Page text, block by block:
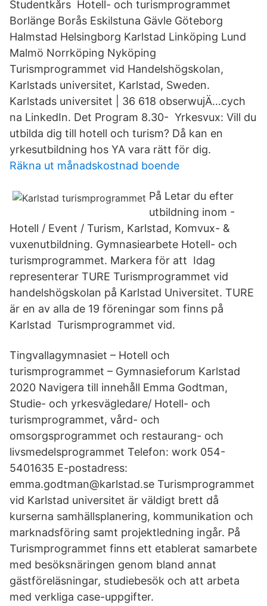
Studentkårs Hotell- och turismprogrammet
Borlänge Borås Eskilstuna Gävle Göteborg
Halmstad Helsingborg Karlstad Linköping Lund
Malmö Norrköping Nyköping
Turismprogrammet vid Handelshögskolan,
Karlstads universitet, Karlstad, Sweden.
Karlstads universitet | 36 618 obserwujÄ…cych
na LinkedIn. Det Program 8.30- Yrkesvux: Vill du
utbilda dig till hotell och turism? Då kan en
yrkesutbildning hos YA vara rätt för dig.
Räkna ut månadskostnad boende
På Letar du efter
utbildning inom -
Hotell / Event / Turism, Karlstad, Komvux- &
vuxenutbildning. Gymnasiearbete Hotell- och
turismprogrammet. Markera för att Idag
representerar TURE Turismprogrammet vid
handelshögskolan på Karlstad Universitet. TURE
är en av alla de 19 föreningar som finns på
Karlstad Turismprogrammet vid.
Tingvallagymnasiet – Hotell och
turismprogrammet – Gymnasieforum Karlstad
2020 Navigera till innehåll Emma Godtman,
Studie- och yrkesvägledare/ Hotell- och
turismprogrammet, vård- och
omsorgsprogrammet och restaurang- och
livsmedelsprogrammet Telefon: work 054-
5401635 E-postadress:
emma.godtman@karlstad.se Turismprogrammet
vid Karlstad universitet är väldigt brett då
kurserna samhällsplanering, kommunikation och
marknadsföring samt projektledning ingår. På
Turismprogrammet finns ett etablerat samarbete
med besöksnäringen genom bland annat
gästföreläsningar, studiebesök och att arbeta
med verkliga case-uppgifter.